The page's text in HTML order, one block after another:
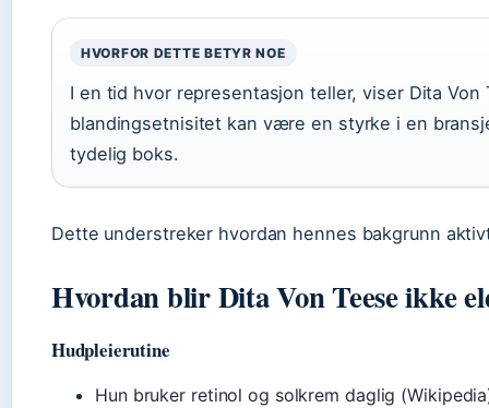
HVORFOR DETTE BETYR NOE
I en tid hvor representasjon teller, viser Dita Von
blandingsetnisitet kan være en styrke i en
tydelig boks.
Dette understreker hvordan hennes bakgrunn
Hvordan blir Dita Von Teese ikke
Hudpleierutine
Hun bruker retinol og solkrem daglig